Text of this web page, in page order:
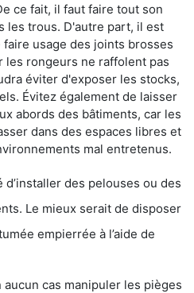
ce fait, il faut faire tout son
les trous. D'autre part, il est
usage des joints brosses
les rongeurs ne raffolent pas
éviter d'exposer les stocks,
Évitez également de laisser
abords des bâtiments, car les
dans des espaces libres et
mal entretenus.
d’installer des pelouses ou des
Le mieux serait de disposer
empierrée à l’aide de
cas manipuler les pièges